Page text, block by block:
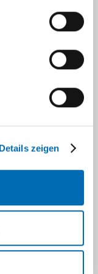
Details zeigen